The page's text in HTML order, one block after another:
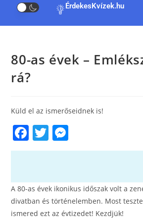
ÉrdekesKvízek.hu
80-as évek –
rá?
Küld el az ismerőseidnek is!
F
a
e
b
o
T
w
er
e
e
n
g
A 80-as évek ikonikus időszak volt a
divatban és történelemben. Most
ismered ezt az évtizedet! Kezdjük!